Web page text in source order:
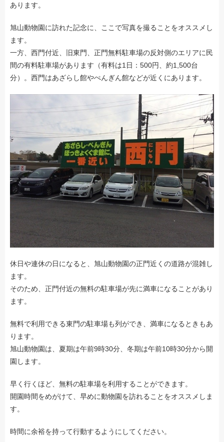
あります。
旭山動物園に訪れた記念に、ここで写真を撮ることをオススメし
ます。
一方、西門付近、旧東門、正門無料駐車場の反対側のエリアに民
間の有料駐車場があります（有料は1日：500円、約1,500台
分）。西門はあざらし館やぺんぎん館などが近くにあります。
休日や連休の日になると、旭山動物園の正門近くの道路が混雑し
ます。
そのため、正門付近の無料の駐車場が先に満車になることがあり
ます。
無料で利用できる東門の駐車場も列ができ、満車になるときもあ
ります。
旭山動物園は、夏期は午前9時30分、冬期は午前10時30分から開
園します。
早く行くほど、無料の駐車場を利用することができます。
開園時間をめがけて、早めに動物園を訪れることをオススメしま
す。
時間に余裕を持って行動するようにしてください。